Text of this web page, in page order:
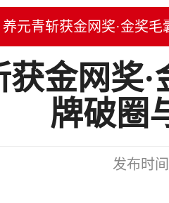
养元青斩获金网奖·金奖
获金网奖
牌破圈
发布时